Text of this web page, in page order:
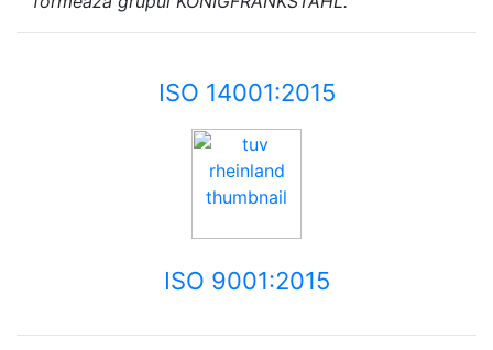
ISO 14001:2015
ISO 9001:2015